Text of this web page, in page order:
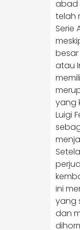
abad
telah
Serie
besar
atau
yang
Luigi
ini
yang
dan